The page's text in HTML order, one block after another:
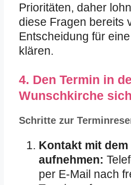
Prioritäten, daher
diese Fragen bereits
Entscheidung für
klären.
4. Den Termin in
Wunschkirche
Schritte zur
Kontakt mit
aufnehmen:
per E-Mail nach